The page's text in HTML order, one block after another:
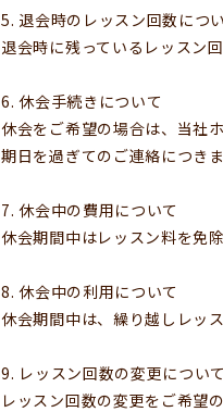
5. 退会時のレッスン回数につ
退会時に残っているレッスン
6. 休会手続きについて
休会をご希望の場合は、当社
期日を過ぎてのご連絡につき
7. 休会中の費用について
休会期間中はレッスン料を免
8. 休会中の利用について
休会期間中は、繰り越しレッ
9. レッスン回数の変更について
レッスン回数の変更をご希望